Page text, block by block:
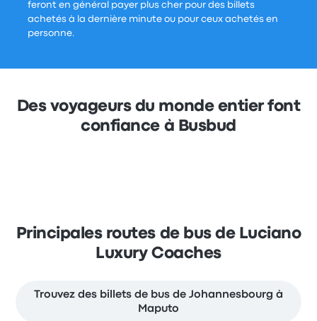
feront en général payer plus cher pour des billets
achetés à la dernière minute ou pour ceux achetés en
personne.
Des voyageurs du monde entier font
confiance à Busbud
Principales routes de bus de Luciano
Luxury Coaches
Trouvez des billets de bus de Johannesbourg à
Maputo